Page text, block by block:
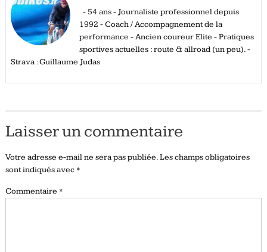
- 54 ans - Journaliste professionnel depuis
1992 - Coach / Accompagnement de la
performance - Ancien coureur Elite - Pratiques
sportives actuelles : route & allroad (un peu). -
Strava : Guillaume Judas
Laisser un commentaire
Votre adresse e-mail ne sera pas publiée.Les champs obligatoires
sont indiqués avec *
Commentaire *